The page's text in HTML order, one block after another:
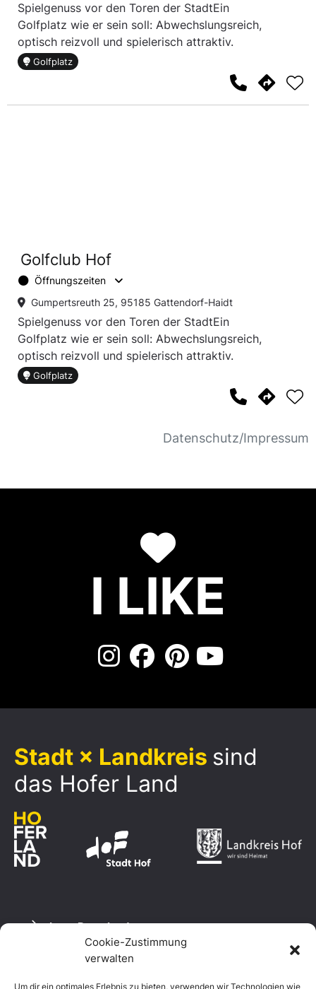
Cookie-Zustimmung
verwalten
Um dir ein optimales Erlebnis zu bieten, verwenden wir Technologien wie
Spielgenuss vor den Toren der StadtEin
Golfplatz wie er sein soll: Abwechslungsreich,
optisch reizvoll und spielerisch attraktiv.
Golfplatz
Golfclub Hof
Öffnungszeiten
Gumpertsreuth 25, 95185 Gattendorf-Haidt
Spielgenuss vor den Toren der StadtEin
Golfplatz wie er sein soll: Abwechslungsreich,
optisch reizvoll und spielerisch attraktiv.
Golfplatz
Datenschutz/Impressum
I LIKE
Stadt × Landkreis sind
das Hofer Land
Logo Download